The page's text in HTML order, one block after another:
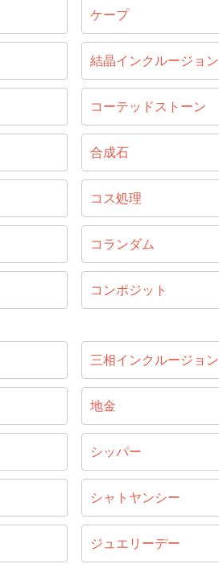
ケープ
結晶インクルージョン
コーテッドストーン
合成石
コス処理
コランダム
コンポジット
三相インクルージョン
地金
シッパー
シャトヤンシー
ジュエリーデー